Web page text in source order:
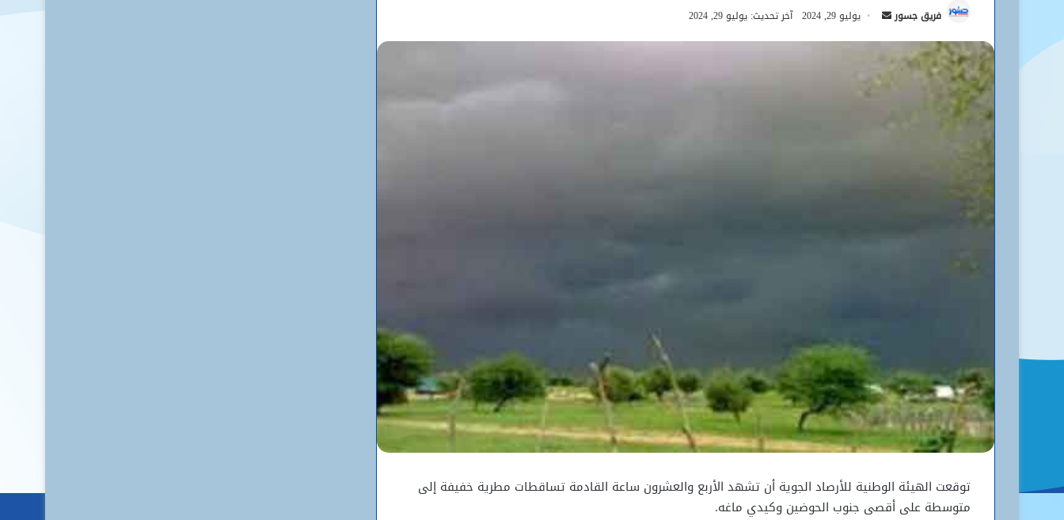
فريق جسور
أرسل
إلكترونيا
يوليو 29, 2024 آخر تحديث: يوليو 29, 2024
توقعت الهيئة الوطنية للأرصاد الجوية أن تشهد الأربع والعشرون ساعة القادمة تساقطات مطرية خفيفة إلى
متوسطة على أقصى جنوب الحوضين وكيدي ماغه.